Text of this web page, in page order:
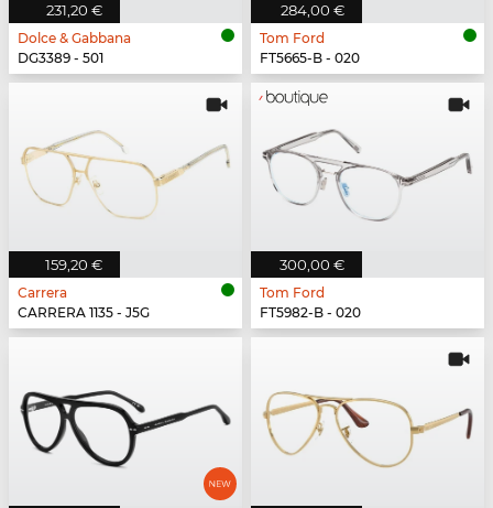
231,20 €
Dolce & Gabbana
DG3389 - 501
284,00 €
Tom Ford
FT5665-B - 020
159,20 €
Carrera
CARRERA 1135 - J5G
300,00 €
Tom Ford
FT5982-B - 020